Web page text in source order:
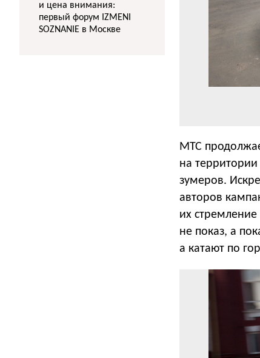
МТС
на
зумеров.
авторов
их
не показ, а
а катают по
и цена внимания:
первый форум IZMENI
SOZNANIE в Москве